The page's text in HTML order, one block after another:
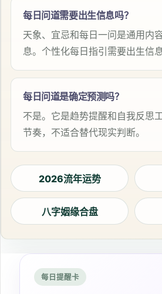
每日问道需要出生信息吗？
天象、宜忌和每日一问是通用内
息。个性化每日指引需要出生信息
每日问道是确定预测吗？
不是。它是趋势提醒和自我反思
节奏，不适合替代现实判断。
2026流年运势
八字姻缘合盘
每日提醒卡